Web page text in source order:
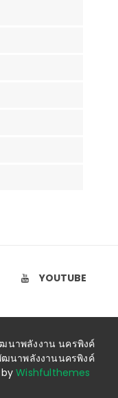
YOUTUBE
นาพลังงาน นครพิงค์
ฒนาพลังงานนครพิงค์
byWishfulthemes